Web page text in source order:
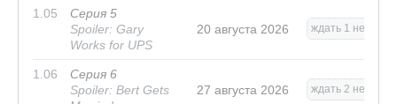
1.05
Серия 5
Spoiler: Gary
Works for UPS
20 августа 2026 ждать 1 нед.
1.06
Серия 6
Spoiler: Bert Gets
27 августа 2026 ждать 2 нед.